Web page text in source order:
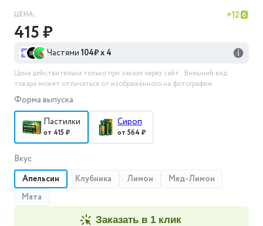
ЦЕНА: +12
415 ₽
Частями 104₽ х 4
Цена действительна только при заказе через сайт. . Внешний вид
товара может отличаться от изображённого на фотографии.
Форма выпуска
Пастилки
от 415 ₽
Сироп
от 564 ₽
Вкус
Апельсин Клубника Лимон Мед-Лимон
Мята
заказать в 1 клик